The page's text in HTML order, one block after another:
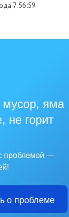
7:57:00
мусор, яма
не горит
проблемой —
о проблеме